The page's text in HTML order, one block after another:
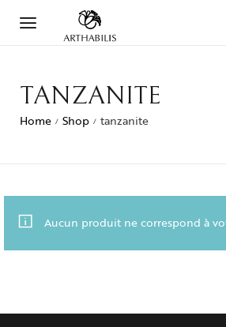
TANZANITE
Home / Shop / tanzanite
Aucun produit ne correspond à